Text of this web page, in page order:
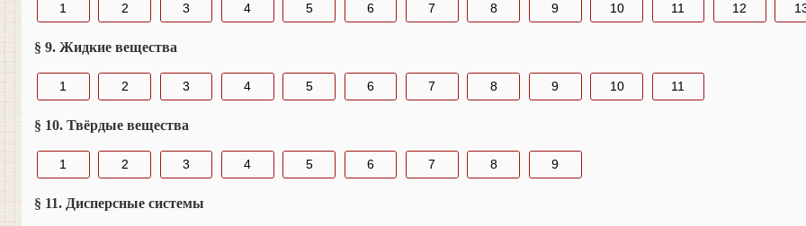
1 2 3 4 5 6 7 8 9 10 11 12
§ 9. Жидкие вещества
1 2 3 4 5 6 7 8 9 10 11
§ 10. Твёрдые вещества
1 2 3 4 5 6 7 8 9
§ 11. Дисперсные системы